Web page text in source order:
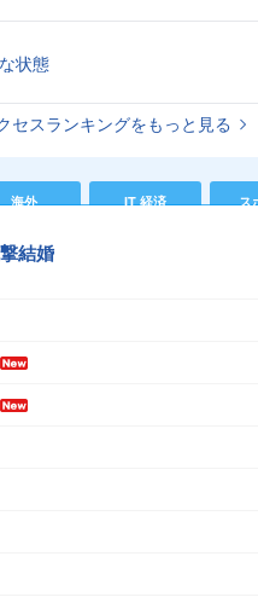
状態
セスランキングをもっと見る
海外 IT 経済 ス
結婚